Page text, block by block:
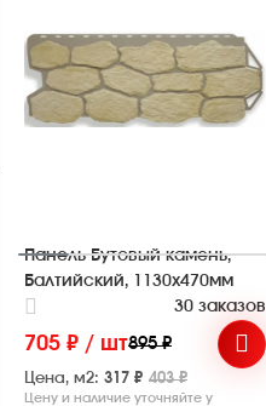
Панель Бутовый камень,
Балтийский, 1130х470мм
30 заказов
705 ₽ / шт895 ₽
Цена, м2: 317 ₽ 403 ₽
Цену и наличие уточняйте у